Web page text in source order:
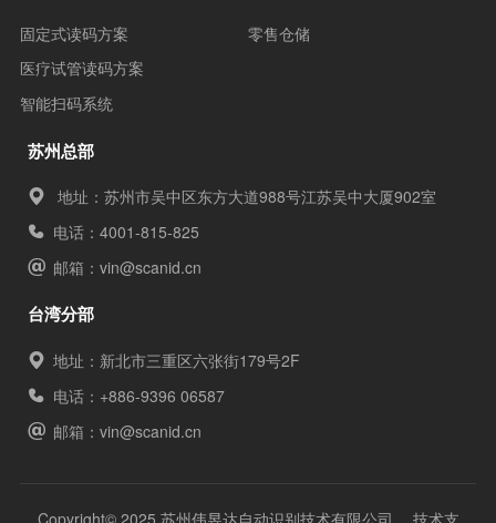
固定式读码方案
医疗试管读码方案
智能扫码系统
零售仓储
苏州总部
地址：苏州市吴中区东方大道988号江苏吴中大厦902室
电话：4001-815-825
邮箱： vin@scanid.cn
台湾分部
地址：新北市三重区六张街179号2F
电话：+886-9396 06587
邮箱： vin@scanid.cn